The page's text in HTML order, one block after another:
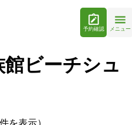
予約確認 メニュー
ビーチシュ
を表示）